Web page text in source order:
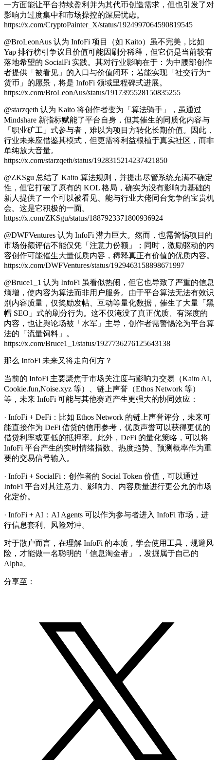
一方面能让平台持续盈利并为其代币创造需求，但也引发了对
影响力过度集中和市场操控的深层忧虑。
https://x.com/CryptoPainter_X/status/1924997064590819545
@BroLeonAus 认为 InfoFi 项目（如 Kaito）虽不完美，比如
Yap 排行榜引争议且价值可能因刷分稀释，但它仍是当前较有
落地希望的 SocialFi 实践。其对行业影响在于：为中腰部创作
者提供「被看见」的入口与价值闭环；若能实现「社交行为=
货币」的愿景，将是 InfoFi 领域里程碑式进展。
https://x.com/BroLeonAus/status/1917395528150835255
@starzqeth 认为 Kaito 将创作者变为「算法骑手」，虽通过
Mindshare 新指标赋能了平台自身，但其催生的同质化内容与
「职业矿工」式参与者，难以为项目方转化长期价值。因此，
行业未来应借鉴其模式，但更需将利益根植于真实社区，而非
单纯放大音量。
https://x.com/starzqeth/status/1928315214237421850
@ZKSgu 总结了 Kaito 算法规则，并提出尽管系统充满不确定
性，但它打破了原有的 KOL 格局，确实为没有影响力基础的
新人提供了一个可以被看见、能与行业大佬同台竞争的宝贵机
会。这是它积极的一面。
https://x.com/ZKSgu/status/1887923371800936924
@DWFVentures 认为 InfoFi 潜力巨大。然而，也需警惕项目的
市场份额评估不能仅凭「注意力份额」；同时，激励驱动的内
容创作可能催生大量低质内容，稀释真正有价值的优质内容。
https://x.com/DWFVentures/status/1929463158898671997
@Bruce1_1 认为 InfoFi 虽看似热闹，但它也导致了严重的信息
熵增，使内容为算法而非用户服务。由于平台算法无法有效识
别内容质量，仅奖励发帖、互动等量化数据，催生了大量「黑
帽 SEO」式的刷分行为。这不仅淹没了真正优质、有深度的
内容，也让舆论场被「水军」主导，创作者需警惕沦为平台算
法的「流量饲料」。
https://x.com/Bruce1_1/status/1927736276125643138
那么 InfoFi 未来又将走向何方？
当前的 InfoFi 主要聚焦于市场关注度与影响力交易（Kaito AI,
Cookie.fun,Noise.xyz 等）、链上声誉（Ethos Network 等）
等，未来 InfoFi 可能与其他赛道产生更强大的协同效应：
· InfoFi + DeFi：比如 Ethos Network 的链上声誉评分，未来可
能直接作为 DeFi 借贷的信用参考，优质声誉可以获得更优的
借贷利率或更低的抵押率。此外，DeFi 的量化策略，可以将
InfoFi 平台产生的实时情绪指数、热度趋势、预测概率作为重
要的交易信号输入。
· InfoFi + SocialFi：创作者的 Social Token 价值，可以通过
InfoFi 平台对其注意力、影响力、内容质量进行更公允的市场
化定价。
· InfoFi + AI：AI Agents 可以作为参与者进入 InfoFi 市场，进
行信息套利、风险对冲。
对于散户而言，在理解 InfoFi 的本质，学会使用工具，规避风
险，才能做一名聪明的「信息淘金者」，发掘属于自己的
Alpha。
分享至：